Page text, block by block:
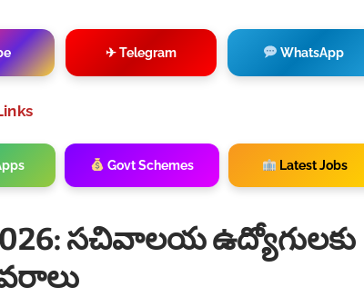
✈ Telegram WhatsApp
Govt Schemes Latest Jobs
సచివాలయ ఉద్యోగులకు